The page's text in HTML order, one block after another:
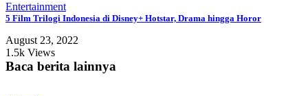
Entertainment
5 Film Trilogi Indonesia di Disney+ Hotstar, Drama hingga Horor
August 23, 2022
1.5k Views
Baca berita lainnya